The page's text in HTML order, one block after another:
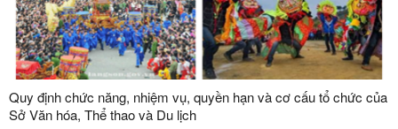
Quy định chức năng, nhiệm vụ, quyền hạn và cơ cấu tổ chức của
Sở Văn hóa, Thể thao và Du lịch